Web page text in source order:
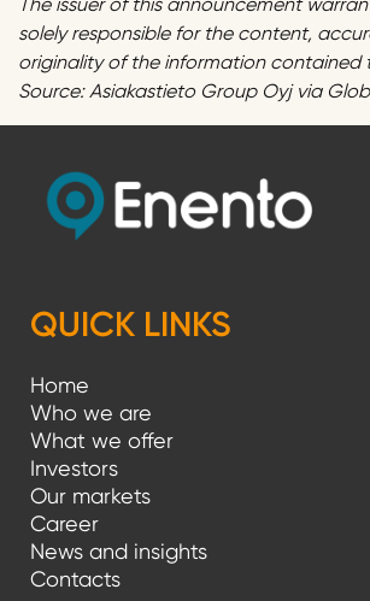
solely responsible for the content,
originality of the information contained
Source: Asiakastieto Group Oyj via
QUICK LINKS
Home
Who we are
What we offer
Investors
Our markets
Career
News and insights
Contacts